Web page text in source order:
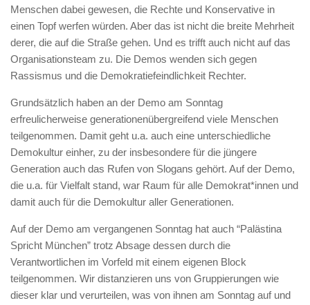
Menschen dabei gewesen, die Rechte und Konservative in
einen Topf werfen würden. Aber das ist nicht die breite Mehrheit
derer, die auf die Straße gehen. Und es trifft auch nicht auf das
Organisationsteam zu. Die Demos wenden sich gegen
Rassismus und die Demokratiefeindlichkeit Rechter.
Grundsätzlich haben an der Demo am Sonntag
erfreulicherweise generationenübergreifend viele Menschen
teilgenommen. Damit geht u.a. auch eine unterschiedliche
Demokultur einher, zu der insbesondere für die jüngere
Generation auch das Rufen von Slogans gehört. Auf der Demo,
die u.a. für Vielfalt stand, war Raum für alle Demokrat*innen und
damit auch für die Demokultur aller Generationen.
Auf der Demo am vergangenen Sonntag hat auch “Palästina
Spricht München” trotz Absage dessen durch die
Verantwortlichen im Vorfeld mit einem eigenen Block
teilgenommen. Wir distanzieren uns von Gruppierungen wie
dieser klar und verurteilen, was von ihnen am Sonntag auf und